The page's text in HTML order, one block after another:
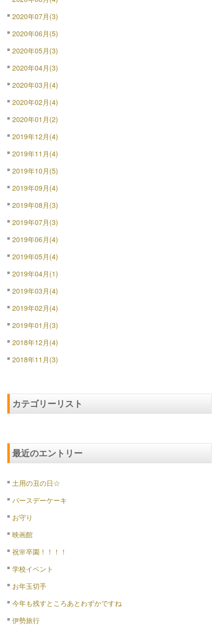
2020年07月(3)
2020年06月(5)
2020年05月(3)
2020年04月(3)
2020年03月(4)
2020年02月(4)
2020年01月(2)
2019年12月(4)
2019年11月(4)
2019年10月(5)
2019年09月(4)
2019年08月(3)
2019年07月(3)
2019年06月(4)
2019年05月(4)
2019年04月(1)
2019年03月(4)
2019年02月(4)
2019年01月(3)
2018年12月(4)
2018年11月(3)
カテゴリーリスト
最近のエントリー
土用の丑の日☆
バースデーケーキ
お守り
映画館
祝🌸卒園！！！！
学校イベント
お年玉切手
今年も残すところあとわずかですね
伊勢旅行